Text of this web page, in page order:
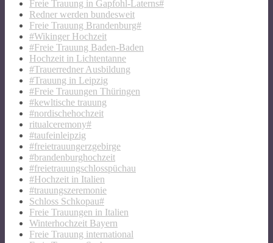
Freie Trauung in Gapfohl-Laterns#
Redner werden bundesweit
Freie Trauung Brandenburg#
#Wikinger Hochzeit
#Freie Trauung Baden-Baden
Hochzeit in Lichtentanne
#Trauerredner Ausbildung
#Trauung in Leipzig
#Freie Trauungen Thüringen
#kewltische trauung
#nordischehochzeit
ritualceremony#
#taufeinleipzig
#freietrauungerzgebirge
#brandenburghochzeit
#freietrauungschlosspüchau
#Hochzeit in Italien
#trauungszeremonie
Schloss Schkopau#
Freie Trauungen in Italien
Winterhochzeit Bayern
Freie Trauung international